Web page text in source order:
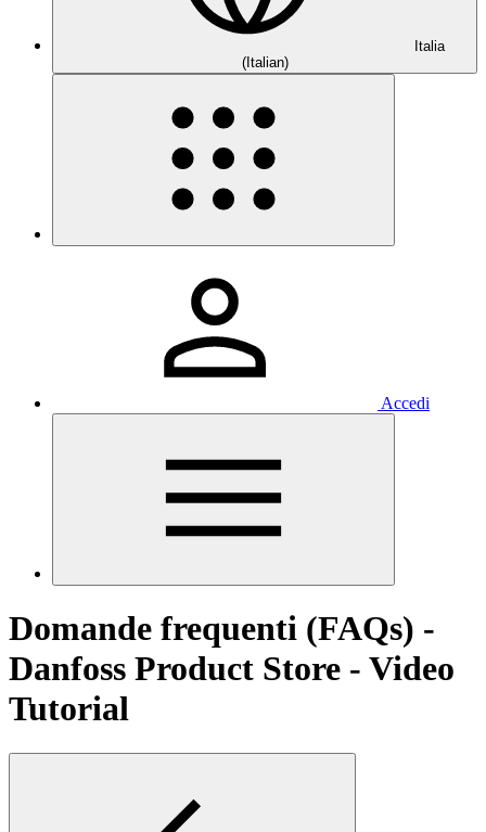
Italia
(Italian)
Accedi
Domande frequenti (FAQs) -
Danfoss Product Store - Video
Tutorial